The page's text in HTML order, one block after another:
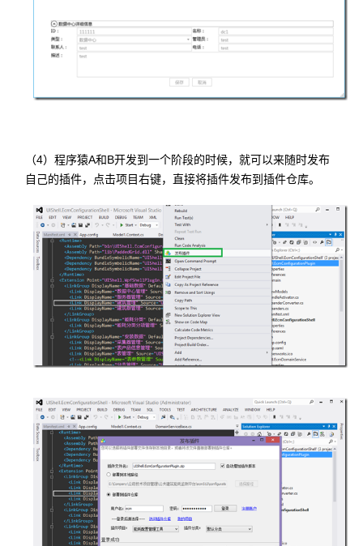
（4）程序猿A和B开发到一个阶段的时候，就可以来随时发布
自己的插件，点击项目右键，直接将插件发布到插件仓库。